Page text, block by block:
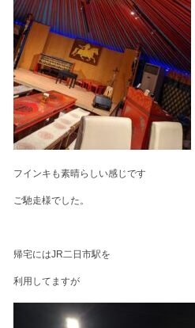
フインキも素晴らしい感じです
ご馳走様でした。
帰宅にはJR二日市駅を
利用してますが